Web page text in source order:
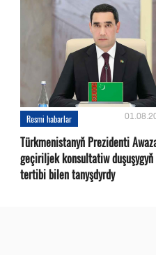
Resmi habarlar
Türkmenistanyň Prezidenti
geçiriljek konsultatiw duşuşygyň
tertibi bilen tanyşdyrdy